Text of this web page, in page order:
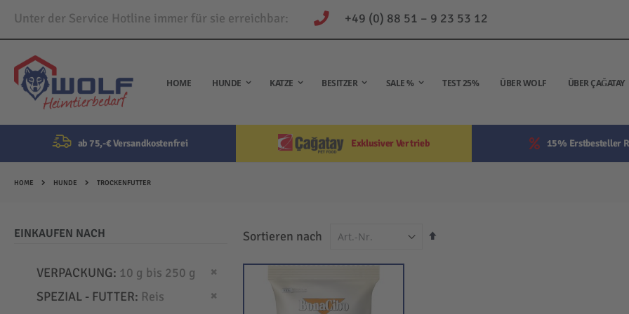
Unter der Service Hotline immer für sie erreichbar: +49 (0) 88 51 – 9 23 53 12
Direkt
zum
Inhalt
HOME HUNDE KATZE BESITZER SALE % TEST 25% ÜBER WOLF ÜBER ÇAĞATAY
ab 75,-€ Versandkostenfrei Exklusiver Vertrieb 15% Erstbesteller
HOME HUNDE TROCKENFUTTER
Sortieren nach
In
EINKAUFEN NACH
VERPACKUNG 10 g bis 250 g
SPEZIAL - FUTTER Reis
Dies entfernen